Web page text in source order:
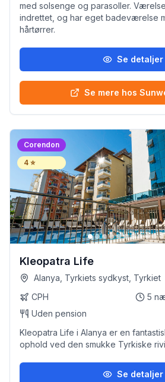
med solsenge og parasoller.
indrettet, og har eget badeværelse
hårtørrer.
Se detaljer
Se mere hos
Corendon
4 ⭐
Kleopatra Life
Alanya, Tyrkiets sydkyst, Tyrkiet
CPH
5
Uden pension
Kleopatra Life i Alanya er en
ophold ved den smukke Tyrkiske
Se detaljer